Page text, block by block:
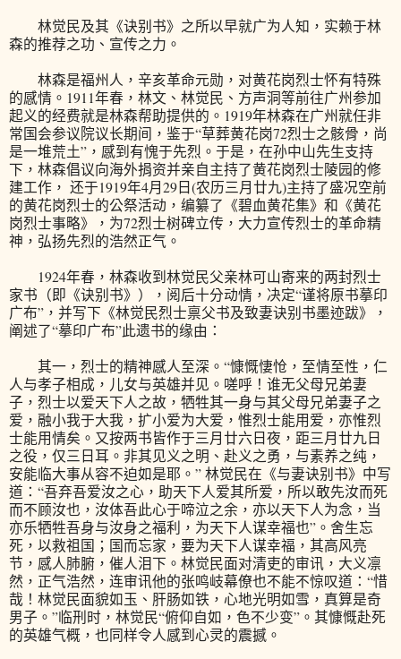
林觉民及其《诀别书》之所以早就广为人知，实赖于林
森的推荐之功、宣传之力。
林森是福州人，辛亥革命元勋，对黄花岗烈士怀有特殊
的感情。1911年春，林文、林觉民、方声洞等前往广州参加
起义的经费就是林森帮助提供的。1919年林森在广州就任非
常国会参议院议长期间，鉴于“草葬黄花岗72烈士之骸骨，尚
是一堆荒土”，感到有愧于先烈。于是，在孙中山先生支持
下，林森倡议向海外捐资并亲自主持了黄花岗烈士陵园的修
建工作， 还于1919年4月29日(农历三月廿九)主持了盛况空前
的黄花岗烈士的公祭活动，编纂了《碧血黄花集》和《黄花
岗烈士事略》，为72烈士树碑立传，大力宣传烈士的革命精
神，弘扬先烈的浩然正气。
1924年春，林森收到林觉民父亲林可山寄来的两封烈士
家书（即《诀别书》），阅后十分动情，决定“谨将原书摹印
广布”，并写下《林觉民烈士禀父书及致妻诀别书墨迹跋》，
阐述了“摹印广布”此遗书的缘由：
其一，烈士的精神感人至深。“慷慨悽怆，至情至性，仁
人与孝子相成，儿女与英雄并见。嗟呼！谁无父母兄弟妻
子，烈士以爱天下人之故，牺牲其一身与其父母兄弟妻子之
爱，融小我于大我，扩小爱为大爱，惟烈士能用爱，亦惟烈
士能用情矣。又按两书皆作于三月廿六日夜，距三月廿九日
之役，仅三日耳。非其见义之明、赴义之勇，与素养之纯，
安能临大事从容不迫如是耶。” 林觉民在《与妻诀别书》中写
道：“吾弃吾爱汝之心，助天下人爱其所爱，所以敢先汝而死
而不顾汝也，汝体吾此心于啼泣之余，亦以天下人为念，当
亦乐牺牲吾身与汝身之福利，为天下人谋幸福也”。舍生忘
死，以救祖国；国而忘家，要为天下人谋幸福，其高风亮
节，感人肺腑，催人泪下。林觉民面对清吏的审讯，大义凛
然，正气浩然，连审讯他的张鸣岐幕僚也不能不惊叹道：“惜
哉！林觉民面貌如玉、肝肠如铁，心地光明如雪，真算是奇
男子。”临刑时，林觉民“俯仰自如，色不少变”。其慷慨赴死
的英雄气概，也同样令人感到心灵的震撼。